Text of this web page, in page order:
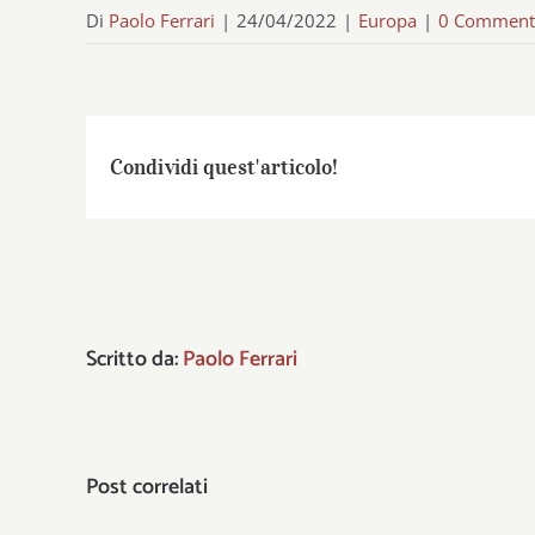
Di Paolo Ferrari | 24/04/2022 | Europa | 0
Condividi quest'articolo!
Scritto da:Paolo Ferrari
Post correlati